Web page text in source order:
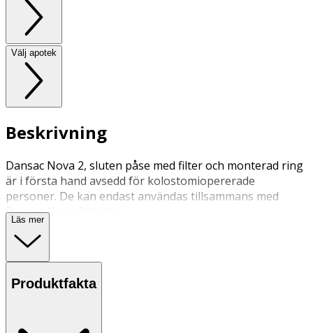
Välj apotek
Beskrivning
Dansac Nova 2, sluten påse med filter och monterad ring
är i första hand avsedd för kolostomiopererade
personer. De kan endast användas tillsammans med
Dansac Nova 2 platta.
Läs mer
Produktfakta